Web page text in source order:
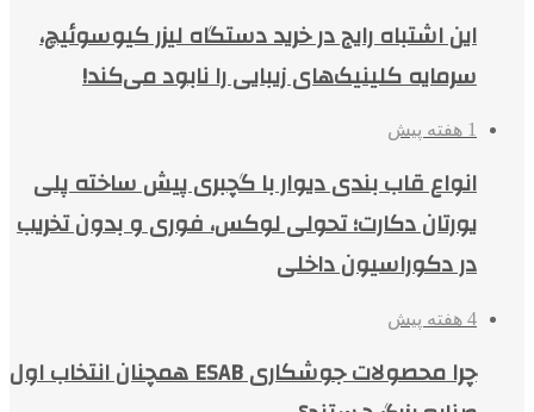
این اشتباه رایج در خرید دستگاه لیزر کیوسوئیچ،
سرمایه کلینیک‌های زیبایی را نابود می‌کند!
1 هفته پیش
انواع قاب بندی دیوار با گچبری پیش ساخته پلی
یورتان دکارت؛ تحولی لوکس، فوری و بدون تخریب
در دکوراسیون داخلی
4 هفته پیش
چرا محصولات جوشکاری ESAB همچنان انتخاب اول